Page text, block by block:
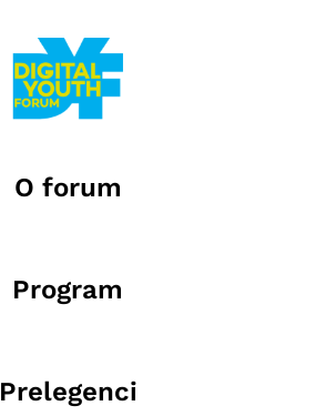
O forum
Program
Prelegenci